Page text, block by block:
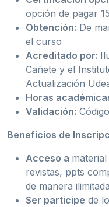
opción de pagar
Obtención: De
el curso
Acreditado por:
Cañete y el
Actualización
Horas
Validación:
Beneficios de
Acceso a
revistas, ppts
de manera ilimitada
Ser participe de